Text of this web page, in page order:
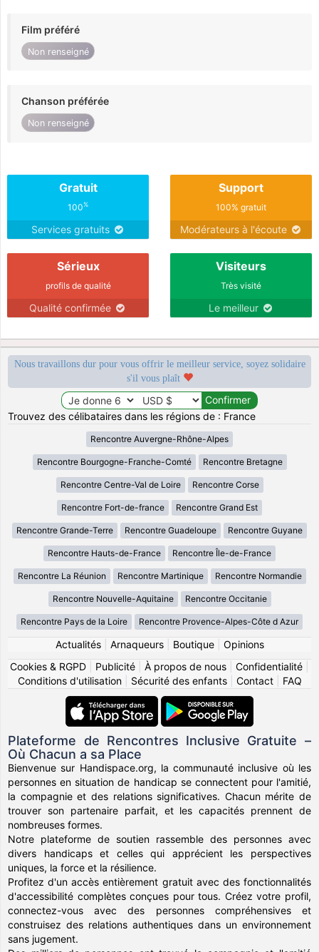
Film préféré
Non renseigné
Chanson préférée
Non renseigné
Gratuit
100%
Services gratuits
Support
100% gratuit
Modérateurs à l'écoute
Sérieux
profils de qualité
Qualité confirmée
Visiteurs
Très visité
Le meilleur
Nous travaillons dur pour vous offrir le meilleur service, soyez solidaire
s'il vous plaît
Trouvez des célibataires dans les régions de : France
Rencontre Auvergne-Rhône-Alpes
Rencontre Bourgogne-Franche-Comté Rencontre Bretagne
Rencontre Centre-Val de Loire Rencontre Corse
Rencontre Fort-de-france Rencontre Grand Est
Rencontre Grande-Terre Rencontre Guadeloupe Rencontre Guyane
Rencontre Hauts-de-France Rencontre Île-de-France
Rencontre La Réunion Rencontre Martinique Rencontre Normandie
Rencontre Nouvelle-Aquitaine Rencontre Occitanie
Rencontre Pays de la Loire Rencontre Provence-Alpes-Côte d Azur
Actualités| Arnaqueurs| Boutique| Opinions
Cookies & RGPD
Publicité À propos de nous Confidentialité
Conditions d'utilisation| Sécurité des enfants| Contact| FAQ
Plateforme de Rencontres Inclusive Gratuite –
Où Chacun a sa Place
Bienvenue sur Handispace.org, la communauté inclusive où les
personnes en situation de handicap se connectent pour l'amitié,
la compagnie et des relations significatives. Chacun mérite de
trouver son partenaire parfait, et les capacités prennent de
nombreuses formes.
Notre plateforme de soutien rassemble des personnes avec
divers handicaps et celles qui apprécient les perspectives
uniques, la force et la résilience.
Profitez d'un accès entièrement gratuit avec des fonctionnalités
d'accessibilité complètes conçues pour tous. Créez votre profil,
connectez-vous avec des personnes compréhensives et
construisez des relations authentiques dans un environnement
sans jugement.